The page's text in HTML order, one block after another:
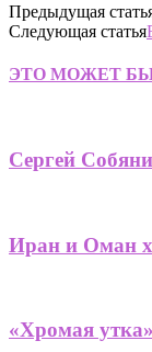
Предыдущая
Следующая статья
ЭТО МОЖЕТ
Сергей
Иран и Оман
«Хромая